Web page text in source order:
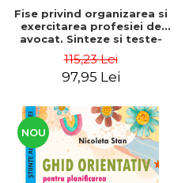
Fise privind organizarea si
exercitarea profesiei de
avocat. Sinteze si teste-
revazuta si adaugita-
Carmen Moldovan,
115,23 Lei
97,95 Lei
NOU